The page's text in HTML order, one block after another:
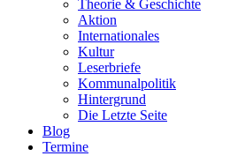
Theorie & Geschichte
Aktion
Internationales
Kultur
Leserbriefe
Kommunalpolitik
Hintergrund
Die Letzte Seite
Blog
Termine